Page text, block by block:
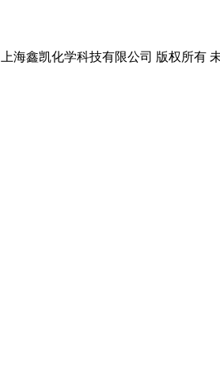
上海鑫凯化学科技有限公司 版权所有